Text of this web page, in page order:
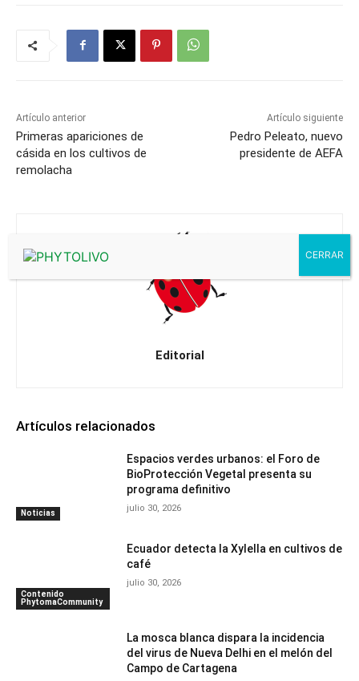
Artículo anterior
Primeras apariciones de
cásida en los cultivos de
remolacha
Artículo siguiente
Pedro Peleato, nuevo
presidente de AEFA
Editorial
Artículos relacionados
Noticias
Espacios verdes urbanos: el Foro de
BioProtección Vegetal presenta su
programa definitivo
julio 30, 2026
Contenido
PhytomaCommunity
Ecuador detecta la Xylella en cultivos de
café
julio 30, 2026
La mosca blanca dispara la incidencia
del virus de Nueva Delhi en el melón del
Campo de Cartagena